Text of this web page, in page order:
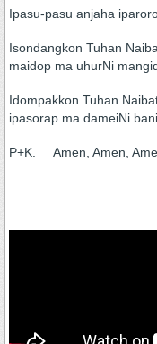
Ipasu-pasu anjaha
Isondangkon Tuhan
maidop ma uhurNi
Idompakkon Tuhan
ipasorap ma dameiNi
P+K. Amen, Amen,